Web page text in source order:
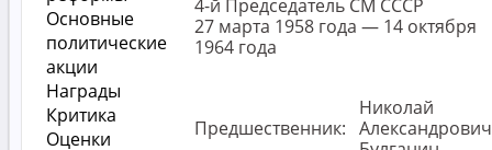
4-й Председатель СМ СССР
27 марта 1958 года — 14 октября
1964 года
Предшественник:
Николай
Александрович
Основные
политические
акции
Награды
Критика
Оценки